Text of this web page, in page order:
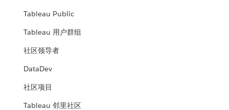
Tableau Public
Tableau 用户群组
社区领导者
DataDev
社区项目
Tableau 邻里社区